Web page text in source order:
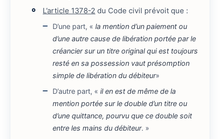
L’article 1378-2 du Code civil prévoit que :
D’une part, «la mention d’un paiement ou
d’une autre cause de libération portée par le
créancier sur un titre original qui est toujours
resté en sa possession vaut présomption
simple de libération du débiteur»
D’autre part, «il en est de même de la
mention portée sur le double d’un titre ou
d’une quittance, pourvu que ce double soit
entre les mains du débiteur. »